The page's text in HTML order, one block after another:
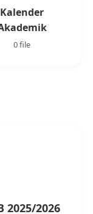
Kalender
0 file
2025/2026